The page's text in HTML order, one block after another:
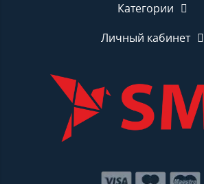
Категории
Личный кабинет